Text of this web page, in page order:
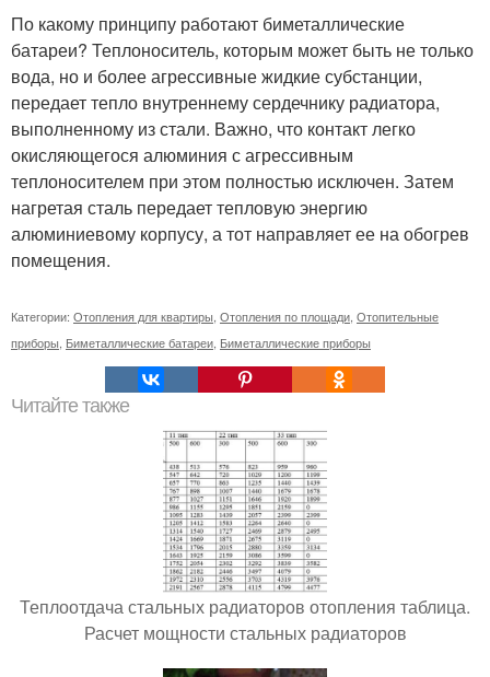
По какому принципу работают биметаллические
батареи? Теплоноситель, которым может быть не только
вода, но и более агрессивные жидкие субстанции,
передает тепло внутреннему сердечнику радиатора,
выполненному из стали. Важно, что контакт легко
окисляющегося алюминия с агрессивным
теплоносителем при этом полностью исключен. Затем
нагретая сталь передает тепловую энергию
алюминиевому корпусу, а тот направляет ее на обогрев
помещения.
Категории: Отопления для квартиры Отопления по площади Отопительные
приборы Биметаллические батареи Биметаллические приборы
Читайте также
Теплоотдача стальных радиаторов отопления таблица.
Расчет мощности стальных радиаторов